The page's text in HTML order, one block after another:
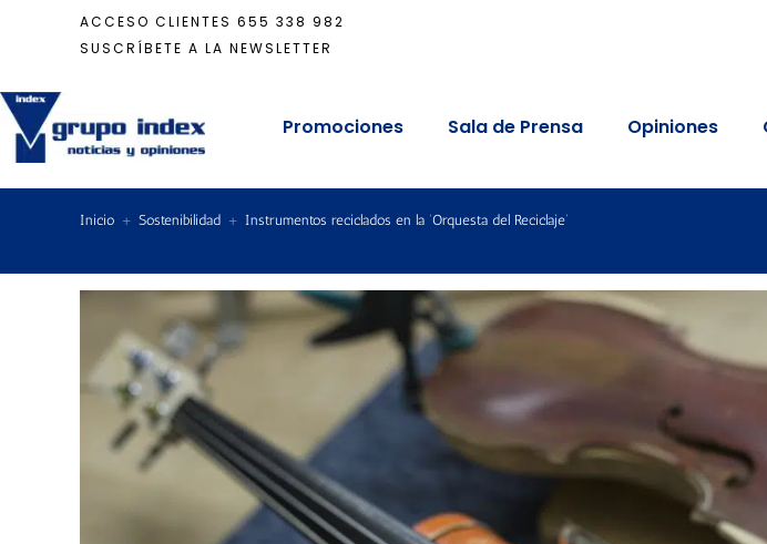
ACCESO CLIENTES 655 338 982
SUSCRÍBETE A LA NEWSLETTER
Promociones Sala de Prensa Opiniones
Inicio + Sostenibilidad + Instrumentos reciclados en la ‘Orquesta del Reciclaje’